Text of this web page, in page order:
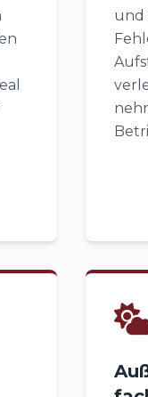
und